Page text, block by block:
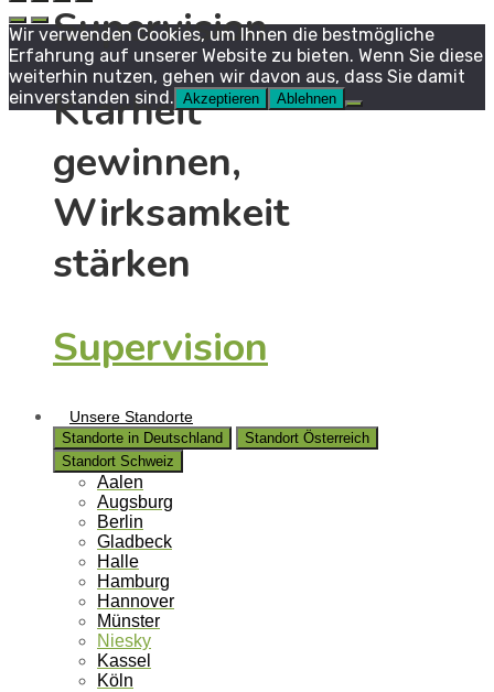
Supervision
Klarheit
gewinnen,
Wirksamkeit
stärken
Supervision
Unsere Standorte
Standorte in Deutschland
Standort Österreich
Standort Schweiz
Aalen
Augsburg
Berlin
Gladbeck
Halle
Hamburg
Hannover
Münster
Niesky
Kassel
Köln
Wir verwenden Cookies, um Ihnen die bestmögliche
Erfahrung auf unserer Website zu bieten. Wenn Sie diese
weiterhin nutzen, gehen wir davon aus, dass Sie damit
einverstanden sind. Akzeptieren Ablehnen